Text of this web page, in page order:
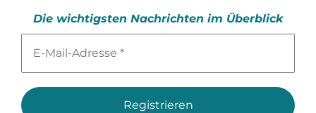
Die wichtigsten Nachrichten im Überblick
Mail-
*